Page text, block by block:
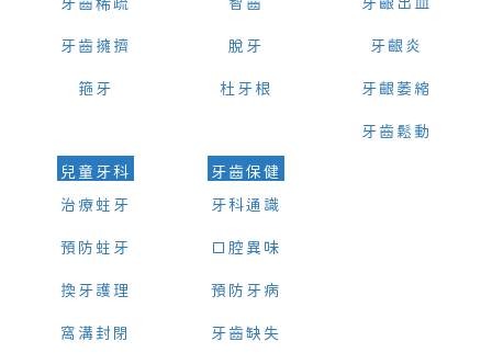
牙齒稀疏
牙齒擁擠
箍牙
智齒
脫牙
杜牙根
牙齦出血
牙齦炎
牙齦萎縮
牙齒鬆動
兒童牙科
治療蛀牙
預防蛀牙
換牙護理
窩溝封閉
牙齒保健
牙科通識
口腔異味
預防牙病
牙齒缺失